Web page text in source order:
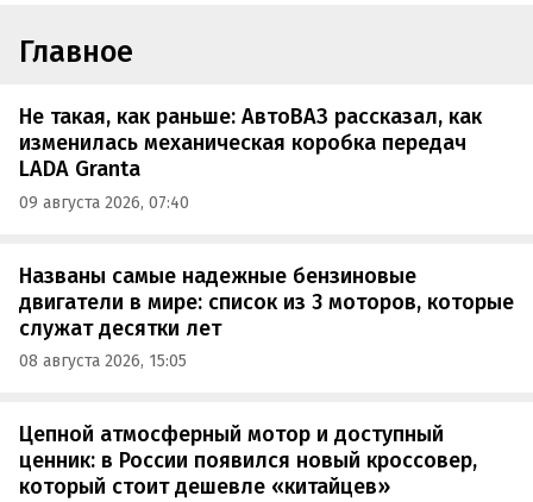
Главное
Не такая, как раньше: АвтоВАЗ рассказал, как
изменилась механическая коробка передач
LADA Granta
09 августа 2026, 07:40
Названы самые надежные бензиновые
двигатели в мире: список из 3 моторов, которые
служат десятки лет
08 августа 2026, 15:05
Цепной атмосферный мотор и доступный
ценник: в России появился новый кроссовер,
который стоит дешевле «китайцев»